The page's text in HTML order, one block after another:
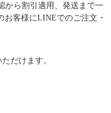
から割引適用、発送まで一
客様にLINEでのご注文・
だけます。